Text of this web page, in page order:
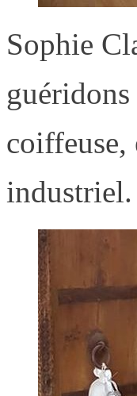
Sophie
industriel.